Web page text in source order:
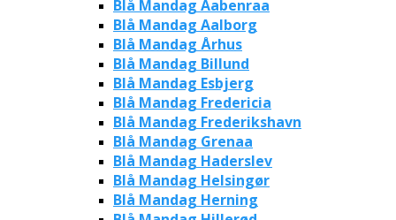
Blå Mandag Aabenraa
Blå Mandag Aalborg
Blå Mandag Århus
Blå Mandag Billund
Blå Mandag Esbjerg
Blå Mandag Fredericia
Blå Mandag Frederikshavn
Blå Mandag Grenaa
Blå Mandag Haderslev
Blå Mandag Helsingør
Blå Mandag Herning